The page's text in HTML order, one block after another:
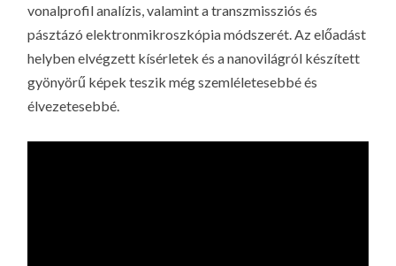
vonalprofil analízis, valamint a transzmissziós és
pásztázó elektronmikroszkópia módszerét. Az előadást
helyben elvégzett kísérletek és a nanovilágról készített
gyönyörű képek teszik még szemléletesebbé és
élvezetesebbé.